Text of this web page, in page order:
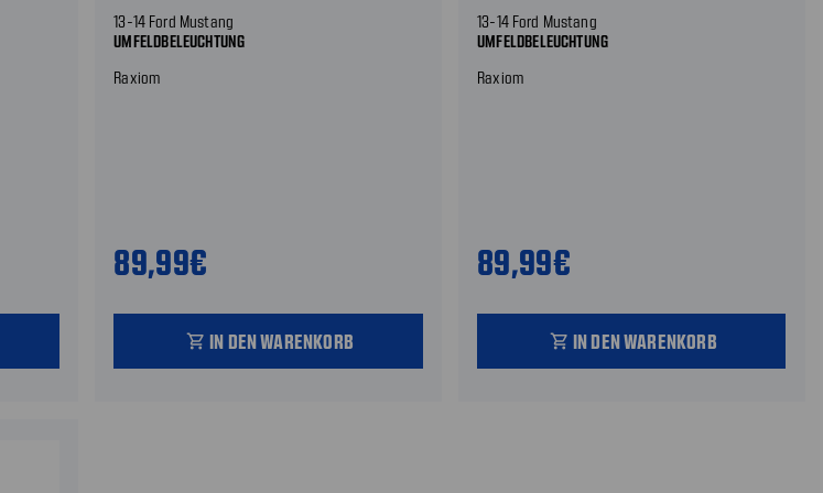
13-14 Ford Mustang
UMFELDBELEUCHTUNG
Raxiom
89,99€
shopping_cart IN DEN WARENKORB
13-14 Ford Mustang
UMFELDBELEUCHTUNG
Raxiom
89,99€
shopping_cart IN DEN WARENKORB